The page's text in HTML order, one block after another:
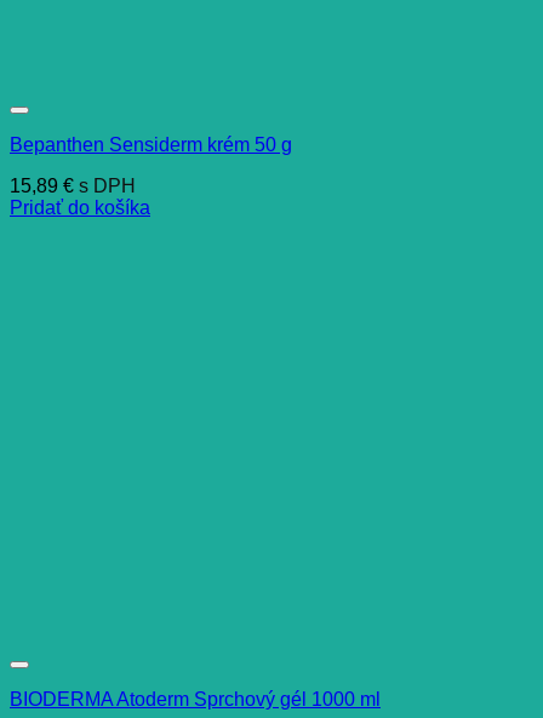
Bepanthen Sensiderm krém 50 g
15,89 € s DPH
Pridať do košíka
BIODERMA Atoderm Sprchový gél 1000 ml